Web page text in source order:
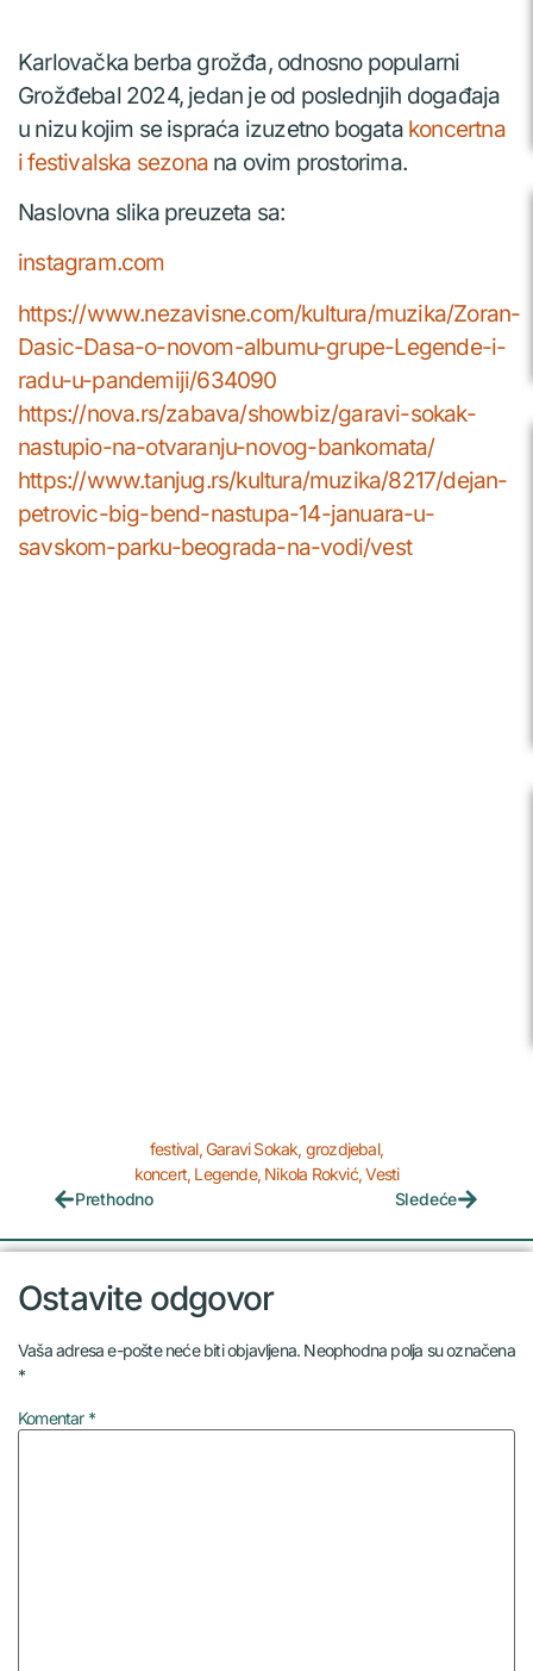
Karlovačka berba grožđa, odnosno popularni
Grožđebal 2024, jedan je od poslednjih događaja
u nizu kojim se ispraća izuzetno bogata koncertna
i festivalska sezona na ovim prostorima.
Naslovna slika preuzeta sa:
instagram.com
https://www.nezavisne.com/kultura/muzika/Zoran-
Dasic-Dasa-o-novom-albumu-grupe-Legende-i-
radu-u-pandemiji/634090
https://nova.rs/zabava/showbiz/garavi-sokak-
nastupio-na-otvaranju-novog-bankomata/
https://www.tanjug.rs/kultura/muzika/8217/dejan-
petrovic-big-bend-nastupa-14-januara-u-
savskom-parku-beograda-na-vodi/vest
festival,Garavi Sokak, grozdjebal,
koncert, Legende, Nikola Rokvić,Vesti
Prethodno
Sledeće
Ostavite odgovor
Vaša adresa e-pošte neće biti objavljena. Neophodna polja su označena
*
Komentar *